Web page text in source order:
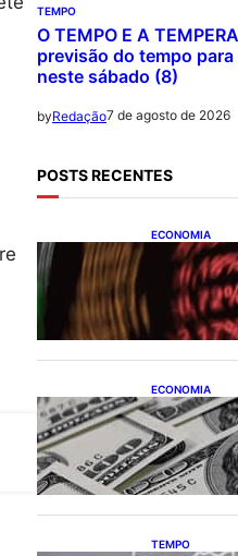
TEMPO
O TEMPO E A
previsão do tempo para
neste sábado (8)
byRedação7 de agosto de 2026
POSTS RECENTES
ECONOMIA
Ibovespa
pregão
ECONOMIA
Dólar
cotado a
TEMPO